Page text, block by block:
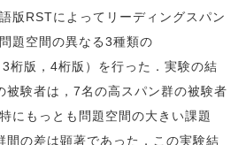
版RSTによってリーディングスパン
題空間の異なる3種類の
桁版，4桁版）を行った．実験の結
被験者は，7名の高スパン群の被験者
にもっとも問題空間の大きい課題
間の差は顕著であった．この実験結